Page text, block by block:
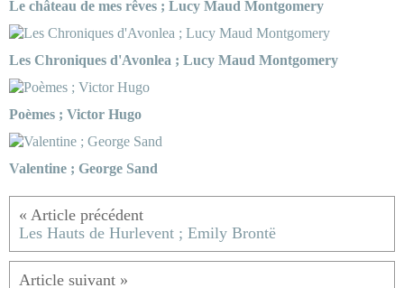
Le château de mes rêves ; Lucy Maud Montgomery
Les Chroniques d'Avonlea ; Lucy Maud Montgomery
Poèmes ; Victor Hugo
Valentine ; George Sand
Les Hauts de Hurlevent ; Emily Brontë